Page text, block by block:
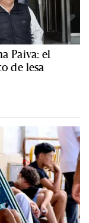
Paiva: el
de lesa